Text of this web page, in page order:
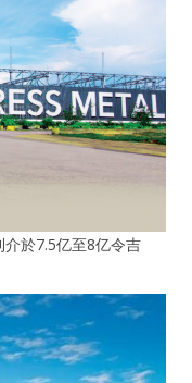
於7.5亿至8亿令吉